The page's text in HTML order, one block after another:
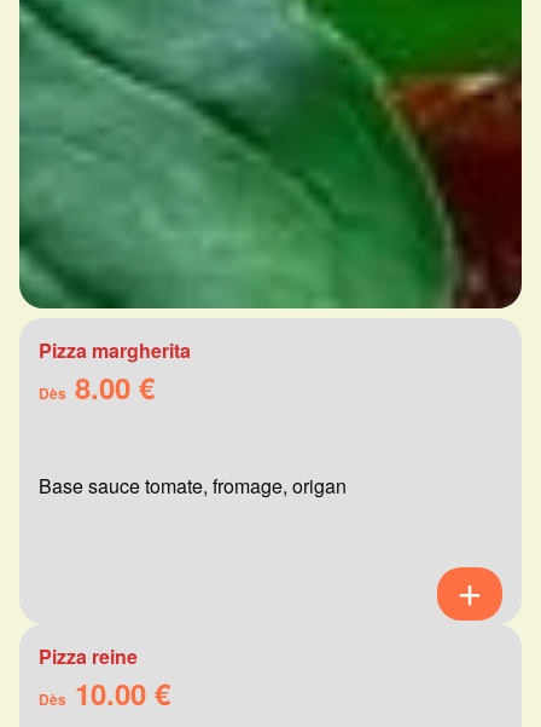
Pizza margherita
Dès 8.00 €
Base sauce tomate, fromage, origan
Pizza reine
Dès 10.00 €